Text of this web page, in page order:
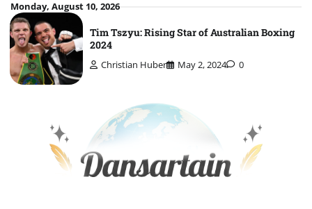
Skip
to
content
Monday, August 10, 2026
Tim Tszyu: Rising Star of Australian Boxing
2024
Christian Huber May 2, 2024 0